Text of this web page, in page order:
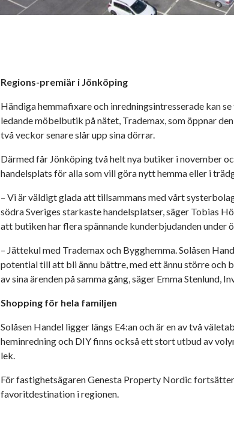
Regions-premiär i Jönköping
Händiga hemmafixare och inredningsintresserade kan
ledande möbelbutik på nätet, Trademax, som öppnar
två veckor senare slår upp sina dörrar.
Därmed får Jönköping två helt nya butiker i november
handelsplats för alla som vill göra nytt hemma eller i
– Vi är väldigt glada att tillsammans med vårt
södra Sveriges starkaste handelsplatser, säger Tobias
att butiken har flera spännande kunderbjudanden under
– Jättekul med Trademax och Bygghemma. Solåsen
potential till att bli ännu bättre, med ett ännu större och
av sina ärenden på samma gång, säger Emma
Shopping för hela familjen
Solåsen Handel ligger längs E4:an och är en av två
heminredning och DIY finns också ett stort utbud av
lek.
För fastighetsägaren Genesta Property Nordic
favoritdestination i regionen.